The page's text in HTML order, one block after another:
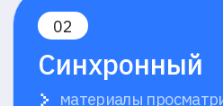
Надёжная фиксация
разбора спорных случаев и
юридической защиты результатов